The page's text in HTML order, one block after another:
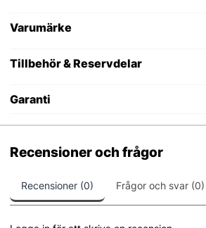
Varumärke
Tillbehör & Reservdelar
Garanti
Recensioner och frågor
Recensioner (0) Frågor och svar (0)